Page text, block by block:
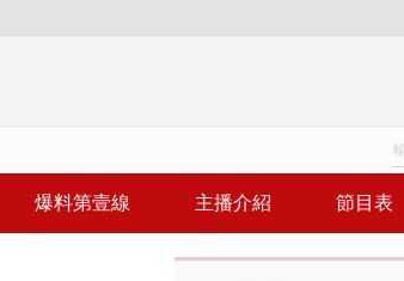
爆料第壹線 主播介紹 節目表